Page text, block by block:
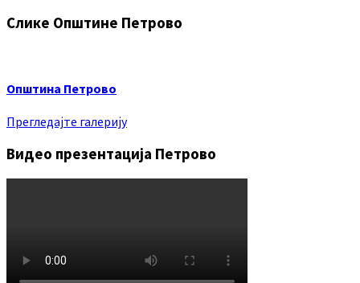
Слике Општине Петрово
Општина Петрово
Прегледајте галерију
Видео презентација Петрово